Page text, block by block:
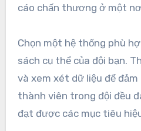
cáo chấn thương ở một
Chọn một hệ thống phù
sách cụ thể của đội bạn.
và xem xét dữ liệu để
thành viên trong đội đều
đạt được các mục tiêu